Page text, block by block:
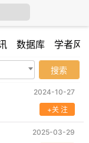
数据库 学者风
搜索
2024-10-27
+关 注
2025-03-29